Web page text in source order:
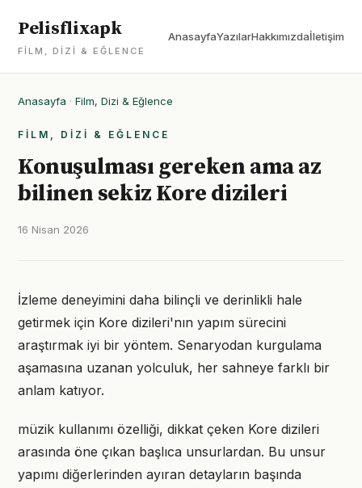
Pelisflixapk
FILM, DIZI & EĞLENCE
AnasayfaYazılarHakkımızdaİletişim
Anasayfa · Film, Dizi & Eğlence
FILM, DIZI & EĞLENCE
Konuşulması gereken ama az
bilinen sekiz Kore dizileri
16 Nisan 2026
İzleme deneyimini daha bilinçli ve derinlikli hale
getirmek için Kore dizileri'nın yapım sürecini
araştırmak iyi bir yöntem. Senaryodan kurgulama
aşamasına uzanan yolculuk, her sahneye farklı bir
anlam katıyor.
müzik kullanımı özelliği, dikkat çeken Kore dizileri
arasında öne çıkan başlıca unsurlardan. Bu unsur
yapımı diğerlerinden ayıran detayların başında